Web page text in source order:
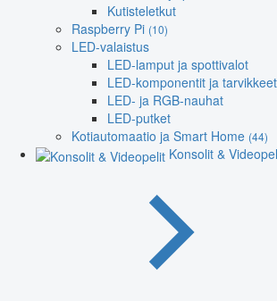
Kutisteletkut
Raspberry Pi (10)
LED-valaistus
LED-lamput ja spottivalot
LED-komponentit ja tarvikkeet
LED- ja RGB-nauhat
LED-putket
Kotiautomaatio ja Smart Home (44)
Konsolit &